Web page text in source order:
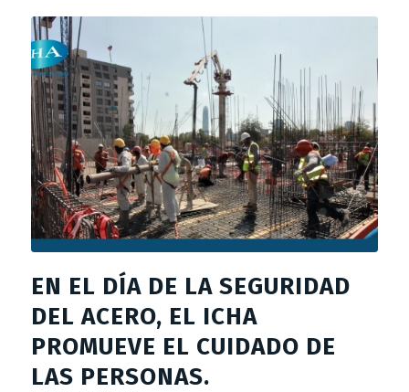
EN EL DÍA DE LA SEGURIDAD
DEL ACERO, EL ICHA
PROMUEVE EL CUIDADO DE
LAS PERSONAS.